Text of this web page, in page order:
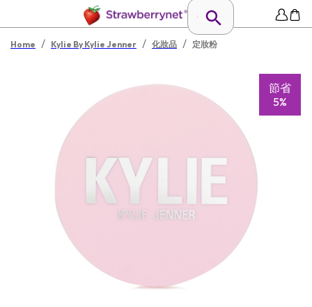
Home / Kylie By Kylie Jenner / 化妝品 / 定妝粉
節省
5%